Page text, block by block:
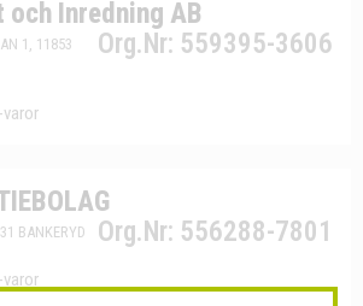
och Inredning AB
Org.Nr: 559395-3606
1, 11853
varor
Org.Nr: 556288-7801
BANKERYD
varor